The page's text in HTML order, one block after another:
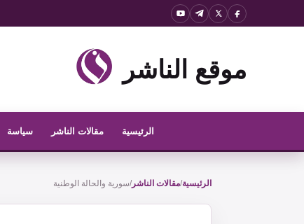
موقع الناشر
الرئيسية مقالات الناشر سياسة
الرئيسية/مقالات الناشر/سورية والحالة الوطنية